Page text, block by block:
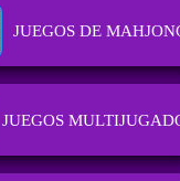
JUEGOS DE
JUEGOS